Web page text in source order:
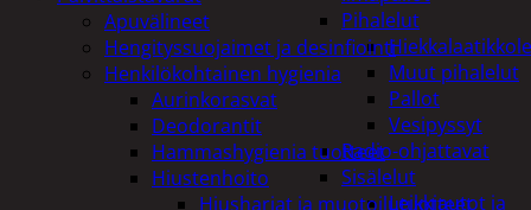
Pihalelut
Muut pihalelut
Pallot
Vesipyssyt
Radio-ohjattavat
Sisälelut
Leikkiautot ja
Apuvälineet
Hengityssuojaimet ja desinfiointi
Henkilökohtainen hygienia
Aurinkorasvat
Deodorantit
Hammashygienia tuotteet
Hiustenhoito
Hiusharjat ja muotoilutuotteet